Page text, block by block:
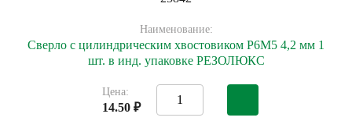
Наименование:
Сверло с цилиндрическим хвостовиком Р6М5 4,2 мм 1
шт. в инд. упаковке РЕЗОЛЮКС
Цена:
14.50 ₽